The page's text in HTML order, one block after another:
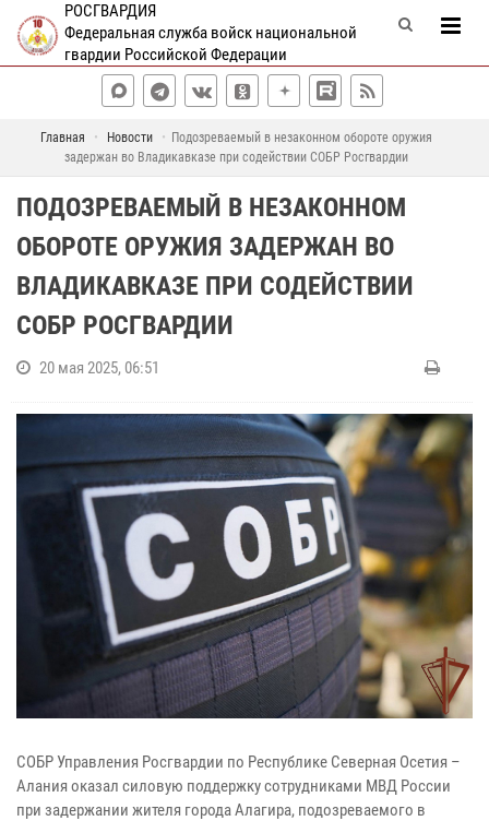
РОСГВАРДИЯ
Федеральная служба войск национальной
гвардии Российской Федерации
Главная Новости
Подозреваемый в незаконном обороте оружия
задержан во Владикавказе при содействии СОБР Росгвардии
ПОДОЗРЕВАЕМЫЙ В НЕЗАКОННОМ
ОБОРОТЕ ОРУЖИЯ ЗАДЕРЖАН ВО
ВЛАДИКАВКАЗЕ ПРИ СОДЕЙСТВИИ
СОБР РОСГВАРДИИ
20 мая 2025, 06:51
СОБР Управления Росгвардии по Республике Северная Осетия –
Алания оказал силовую поддержку сотрудниками МВД России
при задержании жителя города Алагира, подозреваемого в